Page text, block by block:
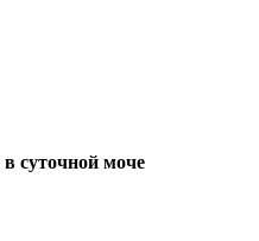
суточной моче